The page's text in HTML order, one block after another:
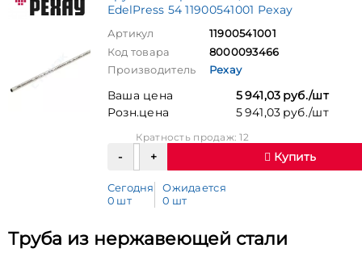
EdelPress 54 11900541001 Рехау
Артикул
11900541001
Код товара
8000093466
Производитель
Рехау
Ваша цена
5 941,03 руб./шт
Розн.цена
5 941,03 руб./шт
Кратность продаж: 12
Купить
Сегодня
0 шт
Ожидается
0 шт
Труба из нержавеющей стали